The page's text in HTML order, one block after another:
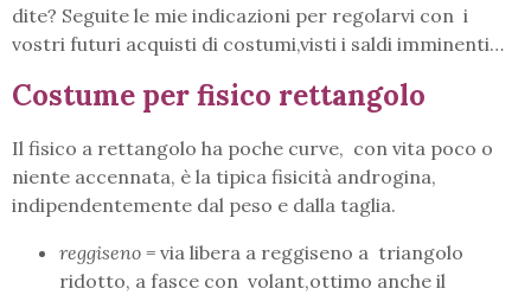
dite? Seguite le mie indicazioni per regolarvi con i
vostri futuri acquisti di costumi,visti i saldi imminenti…
Costume per fisico rettangolo
Il fisico a rettangolo ha poche curve, con vita poco o
niente accennata, è la tipica fisicità androgina,
indipendentemente dal peso e dalla taglia.
reggiseno = via libera a reggiseno a triangolo
ridotto, a fasce con volant,ottimo anche il